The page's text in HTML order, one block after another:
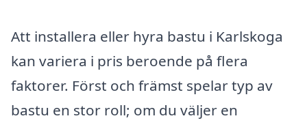
Att installera eller hyra bastu i Karlskoga
kan variera i pris beroende på flera
faktorer. Först och främst spelar typ av
bastu en stor roll; om du väljer en